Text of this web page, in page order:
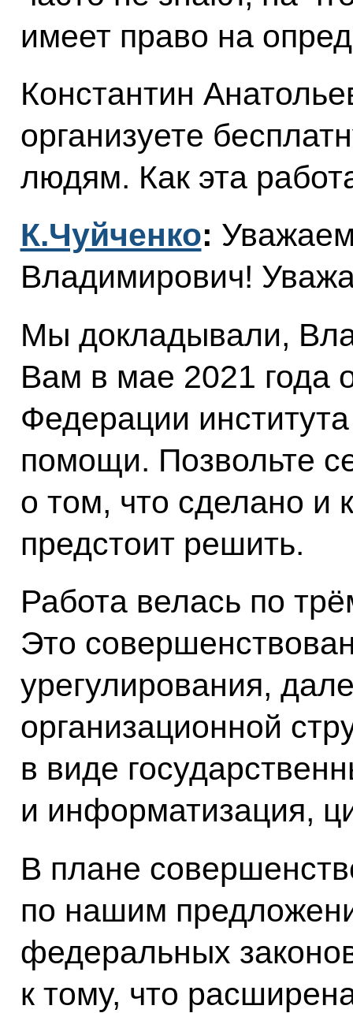
имеет право на
Константин
организуете
людям. Как эта
К.Чуйченко:
Владимирович!
Мы докладывали,
Вам в мае 2021 года
Федерации
помощи. Позвольте
о том, что сделано и
предстоит решить.
Работа велась по
Это
урегулирования,
организационной
в виде
и информатизация,
В плане
по нашим
федеральных
к тому, что